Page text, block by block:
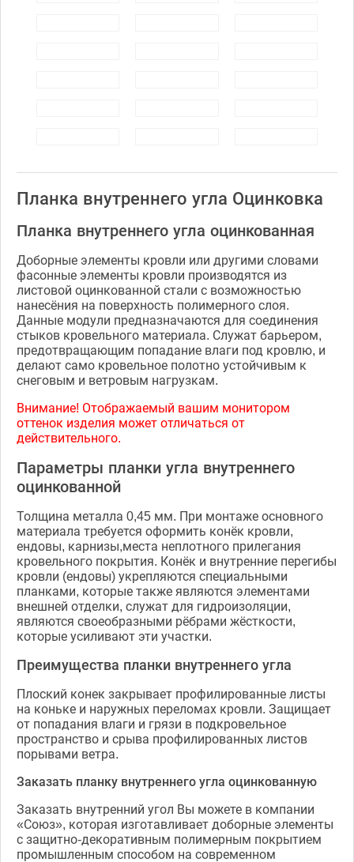
Планка внутреннего угла Оцинковка
Планка внутреннего угла оцинкованная
Доборные элементы кровли или другими словами
фасонные элементы кровли производятся из
листовой оцинкованной стали с возможностью
нанесёния на поверхность полимерного слоя.
Данные модули предназначаются для соединения
стыков кровельного материала. Служат барьером,
предотвращающим попадание влаги под кровлю, и
делают само кровельное полотно устойчивым к
снеговым и ветровым нагрузкам.
Внимание! Отображаемый вашим монитором
оттенок изделия может отличаться от
действительного.
Параметры планки угла внутреннего
оцинкованной
Толщина металла 0,45 мм. При монтаже основного
материала требуется оформить конёк кровли,
ендовы, карнизы,места неплотного прилегания
кровельного покрытия. Конёк и внутренние перегибы
кровли (ендовы) укрепляются специальными
планками, которые также являются элементами
внешней отделки, служат для гидроизоляции,
являются своеобразными рёбрами жёсткости,
которые усиливают эти участки.
Преимущества планки внутреннего угла
Плоский конек закрывает профилированные листы
на коньке и наружных переломах кровли. Защищает
от попадания влаги и грязи в подкровельное
пространство и срыва профилированных листов
порывами ветра.
Заказать планку внутреннего угла оцинкованную
Заказать внутренний угол Вы можете в компании
«Союз», которая изготавливает доборные элементы
с защитно-декоративным полимерным покрытием
промышленным способом на современном